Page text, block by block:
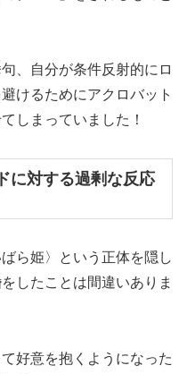
、自分が条件反射的にロ
けるためにアクロバット
しまっていました！
に対する過剰な反応
ら姫〉という正体を隠し
したことは間違いありま
好意を抱くようになった